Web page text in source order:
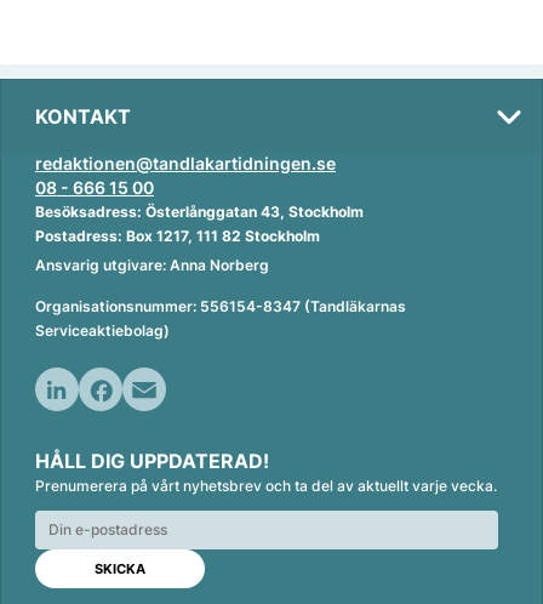
KONTAKT
redaktionen@tandlakartidningen.se
08 - 666 15 00
Besöksadress: Österlånggatan 43, Stockholm
Postadress: Box 1217, 111 82 Stockholm
Ansvarig utgivare: Anna Norberg
Organisationsnummer: 556154-8347 (Tandläkarnas
Serviceaktiebolag)
n
k
e
d
n
c
e
b
o
o
k
a
i
l
HÅLL DIG UPPDATERAD!
Prenumerera på vårt nyhetsbrev och ta del av aktuellt varje vecka.